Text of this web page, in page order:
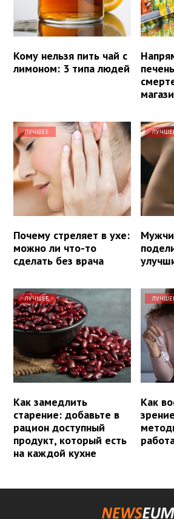
Кому нельзя пить чай с
лимоном: 3 типа людей
ЛУЧШЕЕ
Почему стреляет в ухе:
можно ли что-то
сделать без врача
ЛУЧШЕЕ
Как замедлить
старение: добавьте в
рацион доступный
продукт, который есть
на каждой кухне
Как